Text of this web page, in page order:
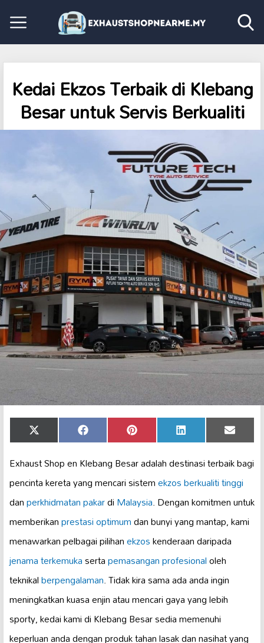
Kedai Ekzos Terbaik di Klebang
Besar untuk Servis Berkualiti
Share
on
X
(Twitter)
Share
on
Facebook Share
on
Pinterest Share
on
LinkedIn Share
on
Email
Exhaust Shop en Klebang Besar adalah destinasi terbaik bagi
pencinta kereta yang mencari sistemekzos berkualiti tinggi
danperkhidmatan pakardiMalaysia. Dengan komitmen untuk
memberikanprestasi optimumdan bunyi yang mantap, kami
menawarkan pelbagai pilihanekzoskenderaan daripada
jenama terkemukasertapemasangan profesionaloleh
teknikalberpengalaman. Tidak kira sama ada anda ingin
meningkatkan kuasa enjin atau mencari gaya yang lebih
sporty, kedai kami di Klebang Besar sedia memenuhi
keperluan anda dengan produk tahan lasak dan nasihat yang